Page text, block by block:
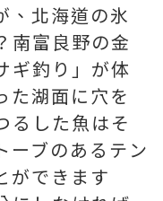
、北海道の氷
南富良野の金
ギ釣り」が体
た湖面に穴を
るした魚はそ
ーブのあるテン
ができます